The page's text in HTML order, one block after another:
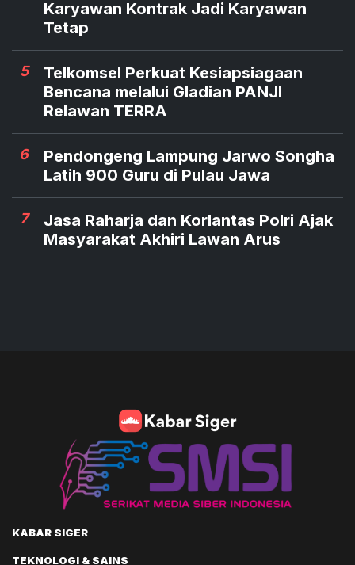
Karyawan Kontrak Jadi Karyawan
Tetap
5
Telkomsel Perkuat Kesiapsiagaan
Bencana melalui Gladian PANJI
Relawan TERRA
6
Pendongeng Lampung Jarwo Songha
Latih 900 Guru di Pulau Jawa
7
Jasa Raharja dan Korlantas Polri Ajak
Masyarakat Akhiri Lawan Arus
KABAR SIGER
TEKNOLOGI & SAINS